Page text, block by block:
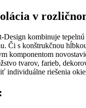
v
kombinuje tepelnú
. Či s konštrukčnou
komponentom
tvarov, farieb,
individuálne riešenia